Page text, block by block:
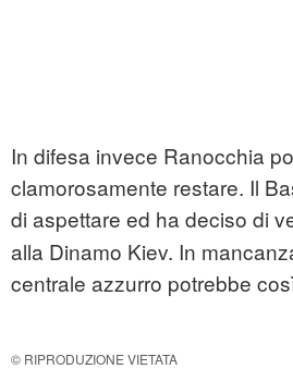
In difesa invece Ranocchia
clamorosamente restare. Il
di aspettare ed ha deciso di
alla Dinamo Kiev. In
centrale azzurro potrebbe
© RIPRODUZIONE VIETATA